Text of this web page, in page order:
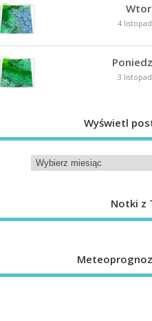
4
3
Wyświetl
Notki z